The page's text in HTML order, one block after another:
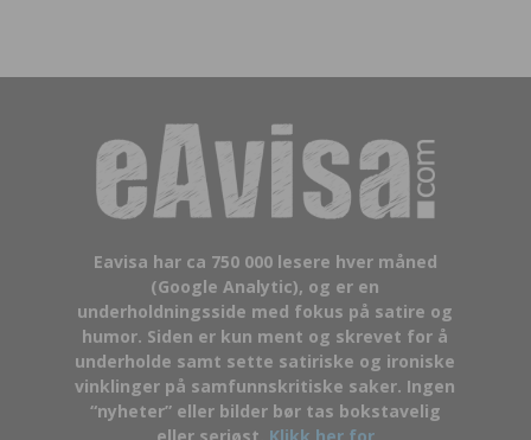
Eavisa har ca 750 000 lesere hver måned
(Google Analytic), og er en
underholdningsside med fokus på satire og
humor. Siden er kun ment og skrevet for å
underholde samt sette satiriske og ironiske
vinklinger på samfunnskritiske saker. Ingen
“nyheter” eller bilder bør tas bokstavelig